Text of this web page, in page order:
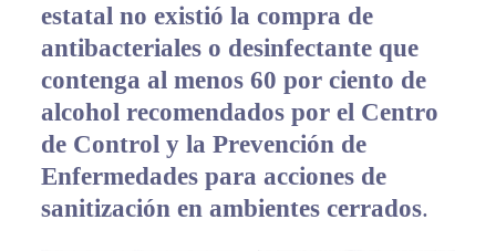
estatal no existió la compra de
antibacteriales o desinfectante que
contenga al menos 60 por ciento de
alcohol recomendados por el Centro
de Control y la Prevención de
Enfermedades para acciones de
sanitización en ambientes cerrados.